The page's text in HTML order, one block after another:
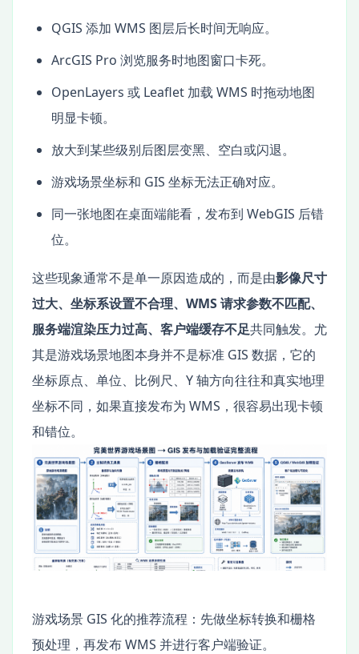
QGIS 添加 WMS 图层后长时间无响应。
ArcGIS Pro 浏览服务时地图窗口卡死。
OpenLayers 或 Leaflet 加载 WMS 时拖动地图
明显卡顿。
放大到某些级别后图层变黑、空白或闪退。
游戏场景坐标和 GIS 坐标无法正确对应。
同一张地图在桌面端能看，发布到 WebGIS 后错
位。
这些现象通常不是单一原因造成的，而是由影像尺寸
过大、坐标系设置不合理、WMS 请求参数不匹配、
服务端渲染压力过高、客户端缓存不足共同触发。尤
其是游戏场景地图本身并不是标准 GIS 数据，它的
坐标原点、单位、比例尺、Y 轴方向往往和真实地理
坐标不同，如果直接发布为 WMS，很容易出现卡顿
和错位。
游戏场景 GIS 化的推荐流程：先做坐标转换和栅格
预处理，再发布 WMS 并进行客户端验证。